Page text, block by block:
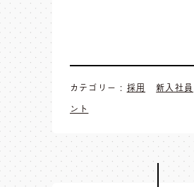
カテゴリー : 採用 新入社員
ント